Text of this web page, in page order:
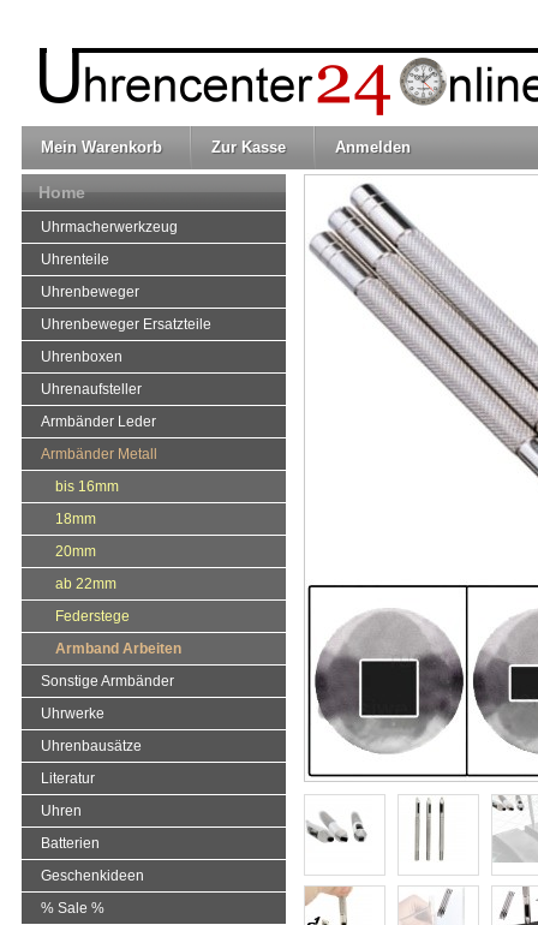
Mein Warenkorb Zur Kasse Anmelden
Home
Uhrmacherwerkzeug
Uhrenteile
Uhrenbeweger
Uhrenbeweger Ersatzteile
Uhrenboxen
Uhrenaufsteller
Armbänder Leder
Armbänder Metall
bis 16mm
18mm
20mm
ab 22mm
Federstege
Armband Arbeiten
Sonstige Armbänder
Uhrwerke
Uhrenbausätze
Literatur
Uhren
Batterien
Geschenkideen
% Sale %